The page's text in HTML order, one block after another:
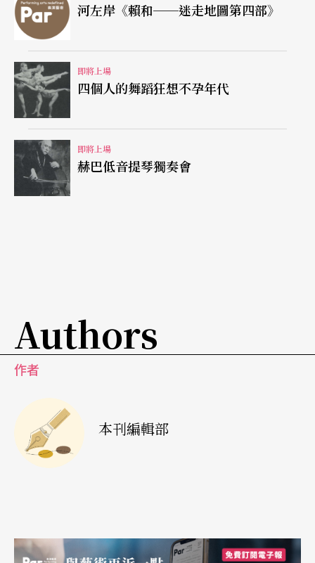
河左岸《賴和──迷走地圖第四部》
即將上場
四個人的舞蹈狂想不孕年代
即將上場
赫巴低音提琴獨奏會
Authors
作者
本刊編輯部